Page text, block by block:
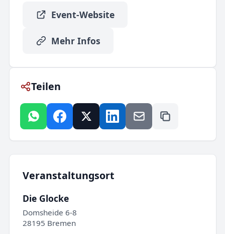
Event-Website
Mehr Infos
Teilen
Veranstaltungsort
Die Glocke
Domsheide 6-8
28195 Bremen